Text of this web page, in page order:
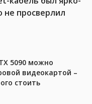
просверлил
5090 можно
видеокартой –
стоить